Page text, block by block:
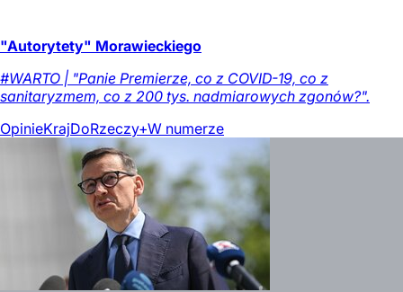
"Autorytety" Morawieckiego
#WARTO | "Panie Premierze, co z COVID-19, co z
sanitaryzmem, co z 200 tys. nadmiarowych zgonów?".
OpinieKrajDoRzeczy+W numerze